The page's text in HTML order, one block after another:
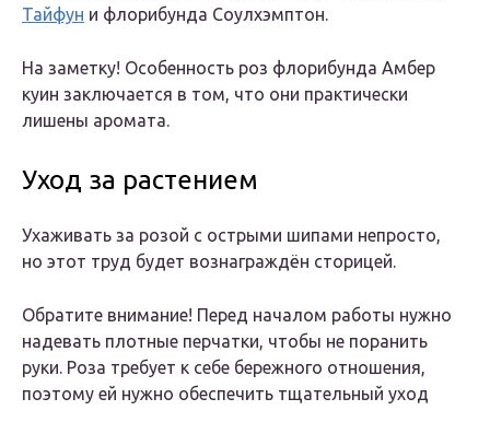
Тайфун и флорибунда Соулхэмптон.
На заметку! Особенность роз флорибунда Амбер
куин заключается в том, что они практически
лишены аромата.
Уход за растением
Ухаживать за розой с острыми шипами непросто,
но этот труд будет вознаграждён сторицей.
Обратите внимание! Перед началом работы нужно
надевать плотные перчатки, чтобы не поранить
руки. Роза требует к себе бережного отношения,
поэтому ей нужно обеспечить тщательный уход